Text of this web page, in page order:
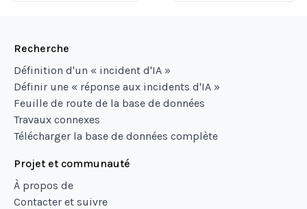
Recherche
Définition d'un « incident d'IA »
Définir une « réponse aux incidents d'IA »
Feuille de route de la base de données
Travaux connexes
Télécharger la base de données complète
Projet et communauté
À propos de
Contacter et suivre